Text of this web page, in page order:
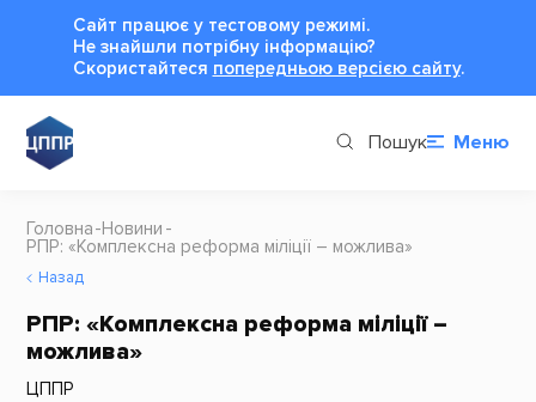
Сайт працює у тестовому режимі.
Не знайшли потрібну інформацію?
Cкористайтеся попередньою версією сайту.
Пошук Меню
Головна Новини
РПР: «Комплексна реформа міліції – можлива»
Назад
РПР: «Комплексна реформа міліції –
можлива»
ЦППР